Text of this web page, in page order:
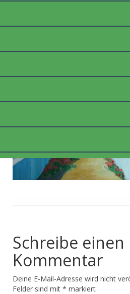
Schreibe einen
Kommentar
Deine E-Mail-Adresse wird nicht
Felder sind mit * markiert